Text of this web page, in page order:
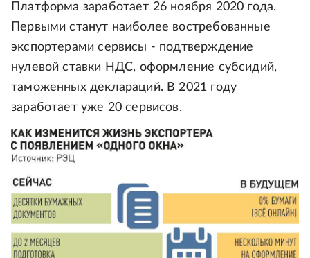
Платформа заработает 26 ноября 2020 года.
Первыми станут наиболее востребованные
экспортерами сервисы - подтверждение
нулевой ставки НДС, оформление субсидий,
таможенных деклараций. В 2021 году
заработает уже 20 сервисов.